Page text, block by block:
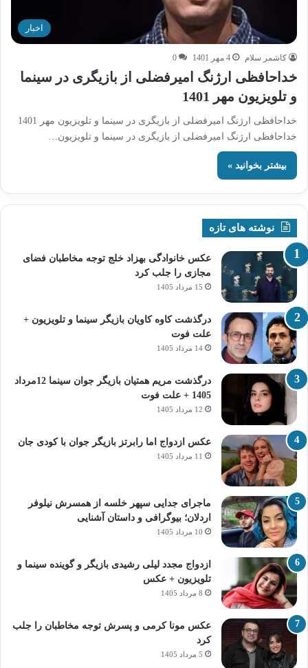
اخبار
کاشمر سلام 4 مهر 1401 0
خداحافظی ارژنگ امیرفضلی از بازیگری در سینما
و تلویزیون مهر 1401
خداحافظی ارژنگ امیرفضلی از بازیگری در سینما و تلویزیون مهر 1401
خداحافظی ارژنگ امیرفضلی از بازیگری در سینما و تلویزیون…
بیشتر بخوانید »
نوشته های تازه
عکس خانوادگی بهزاد خلج توجه مخاطبان فضای
مجازی را جلب کرد
15 مرداد 1405
درگذشت کاوه کاویان بازیگر سینما و تلویزیون +
علت فوت
14 مرداد 1405
درگذشت مریم همتیان بازیگر جوان سینما 12مرداد
1405 + علت فوت
12 مرداد 1405
عکس ازدواج اما رابرتز بازیگر جوان با کودی جان
11 مرداد 1405
ماجرای جدایی سپهر خلسه از همسرش نیلوفر
اردلان؛ بیوگرافی و داستان آشنایی
10 مرداد 1405
ازدواج مجدد لیلی رشیدی بازیگر و گوینده سینما و
تلویزیون + عکس
8 مرداد 1405
عکس مونا کرمی و پسرش توجه مخاطبان را جلب
کرد
5 مرداد 1405